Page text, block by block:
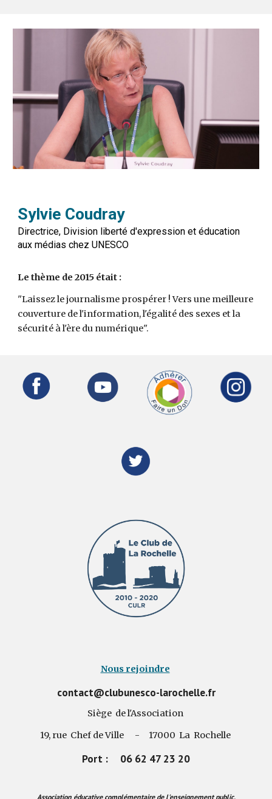
Sylvie Coudray
Directrice, Division liberté d'expression et éducation
aux médias chez UNESCO
Le thème de 2015 était :
"Laissez le journalisme prospérer ! Vers une meilleure
couverture de l'information, l'égalité des sexes et la
sécurité à l'ère du numérique".
Nous rejoindre
contact@clubunesco-larochelle.fr
Siège de l'Association
19, rue Chef de Ville - 17000 La Rochelle
Port : 06 62 47 23 20
Association éducative complémentaire de l'enseignement public.